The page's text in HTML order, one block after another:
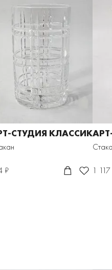
СТУДИЯ КЛАССИК
₽ 1